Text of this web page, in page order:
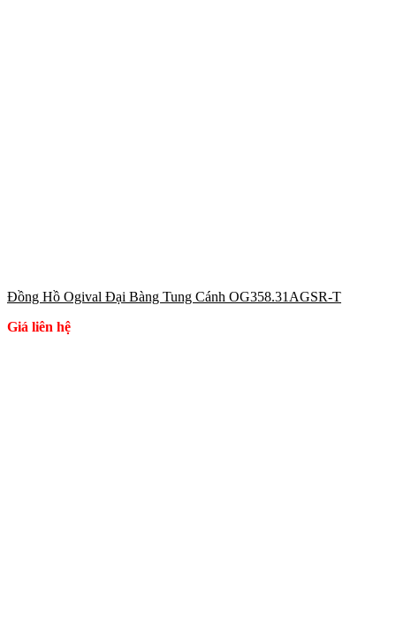
Đồng Hồ Ogival Đại Bàng Tung Cánh OG358.31AGSR-T
Giá liên hệ